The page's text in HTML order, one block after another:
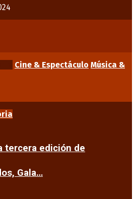
Cine & Espectáculo Música &
tercera edición de
Gala…